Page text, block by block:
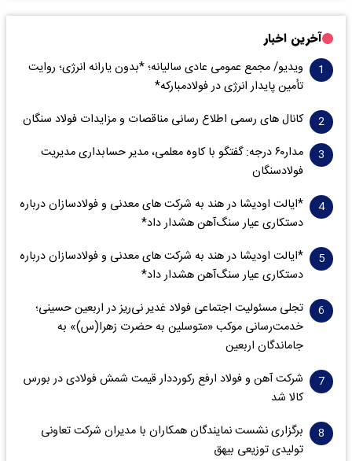
آخرین اخبار
ویدیو/ مجمع عمومی عادی سالیانه؛ *بدون یارانه انرژی؛ روایت
تأمین پایدار انرژی در فولادمبارکه*
کانال های رسمی اطلاع رسانی مناقصات و مزایدات فولاد سنگان
مدار‌۶٠ درجه: گفتگو با کاوه معلمی، مدیر حسابداری مدیریت
فولادسنگان
*ایالت اودیشا در هند به شرکت های معدنی و فولادسازان درباره
دستکاری عیار سنگ‌آهن هشدار داد*
*ایالت اودیشا در هند به شرکت های معدنی و فولادسازان درباره
دستکاری عیار سنگ‌آهن هشدار داد*
تجلی مسئولیت اجتماعی فولاد غدیر نی‌ریز در اربعین حسینی؛
خدمت‌رسانی موکب «متوسلین به حضرت زهرا(س)» به
جاماندگان اربعین
شرکت آهن و فولاد ارفع رکورددار قیمت شمش فولادی در بورس
کالا شد
برگزاری نشست نمایندگان همکاران با مدیران شرکت تعاونی
تولیدی توزیعی بیهق